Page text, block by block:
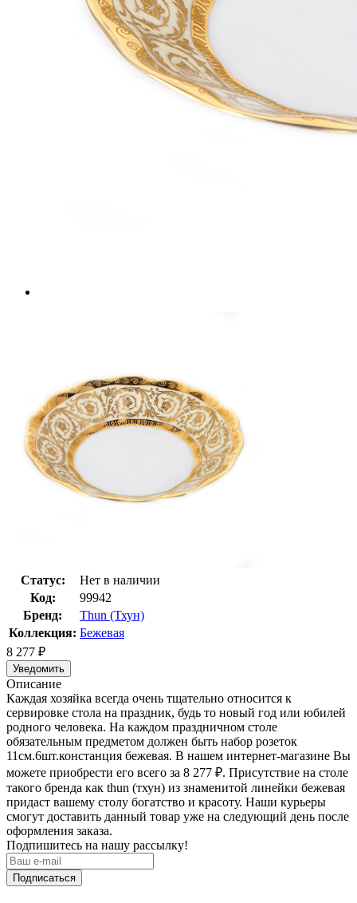
Статус:
Нет в наличии
Код:
99942
Бренд:
Thun (Тхун)
Коллекция: Бежевая
8 277 ₽
Уведомить
Описание
Каждая хозяйка всегда очень тщательно относится к
сервировке стола на праздник, будь то новый год или юбилей
родного человека. На каждом праздничном столе
обязательным предметом должен быть набор розеток
11см.6шт.констанция бежевая. В нашем интернет-магазине Вы
можете приобрести его всего за 8 277 ₽. Присутствие на столе
такого бренда как thun (тхун) из знаменитой линейки бежевая
придаст вашему столу богатство и красоту. Наши курьеры
смогут доставить данный товар уже на следующий день после
оформления заказа.
Подпишитесь на нашу рассылку!
Подписаться